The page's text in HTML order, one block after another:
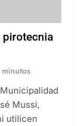
pirotecnia
Mussi,
utilicen